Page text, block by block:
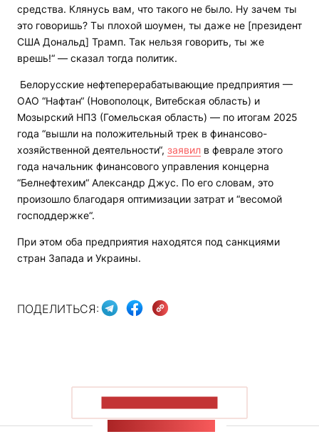
средства. Клянусь вам, что такого не было. Ну зачем ты
это говоришь? Ты плохой шоумен, ты даже не [президент
США Дональд] Трамп. Так нельзя говорить, ты же
врешь!“ — сказал тогда политик.
Белорусские нефтеперерабатывающие предприятия —
ОАО “Нафтан“ (Новополоцк, Витебская область) и
Мозырский НПЗ (Гомельская область) — по итогам 2025
года “вышли на положительный трек в финансово-
хозяйственной деятельности“, заявил в феврале этого
года начальник финансового управления концерна
“Белнефтехим“ Александр Джус. По его словам, это
произошло благодаря оптимизации затрат и “весомой
господдержке“.
При этом оба предприятия находятся под санкциями
стран Запада и Украины.
ПОДЕЛИТЬСЯ: